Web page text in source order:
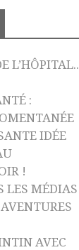
h
a
n
el
L’HÔPITAL..
:
IDÉE
!
LES MÉDIAS
AVEC